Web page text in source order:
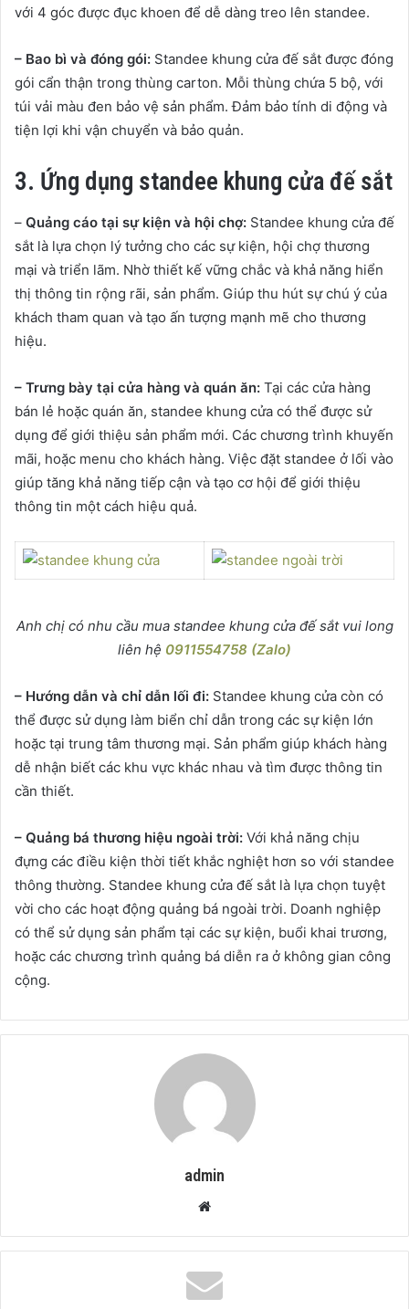
với 4 góc được đục khoen để dễ dàng treo lên standee.
– Bao bì và đóng gói: Standee khung cửa đế sắt được đóng
gói cẩn thận trong thùng carton. Mỗi thùng chứa 5 bộ, với
túi vải màu đen bảo vệ sản phẩm. Đảm bảo tính di động và
tiện lợi khi vận chuyển và bảo quản.
3. Ứng dụng standee khung cửa đế sắt
– Quảng cáo tại sự kiện và hội chợ: Standee khung cửa đế
sắt là lựa chọn lý tưởng cho các sự kiện, hội chợ thương
mại và triển lãm. Nhờ thiết kế vững chắc và khả năng hiển
thị thông tin rộng rãi, sản phẩm. Giúp thu hút sự chú ý của
khách tham quan và tạo ấn tượng mạnh mẽ cho thương
hiệu.
– Trưng bày tại cửa hàng và quán ăn: Tại các cửa hàng
bán lẻ hoặc quán ăn, standee khung cửa có thể được sử
dụng để giới thiệu sản phẩm mới. Các chương trình khuyến
mãi, hoặc menu cho khách hàng. Việc đặt standee ở lối vào
giúp tăng khả năng tiếp cận và tạo cơ hội để giới thiệu
thông tin một cách hiệu quả.
Anh chị có nhu cầu mua standee khung cửa đế sắt vui long
liên hệ 0911554758 (Zalo)
– Hướng dẫn và chỉ dẫn lối đi: Standee khung cửa còn có
thể được sử dụng làm biển chỉ dẫn trong các sự kiện lớn
hoặc tại trung tâm thương mại. Sản phẩm giúp khách hàng
dễ nhận biết các khu vực khác nhau và tìm được thông tin
cần thiết.
– Quảng bá thương hiệu ngoài trời: Với khả năng chịu
đựng các điều kiện thời tiết khắc nghiệt hơn so với standee
thông thường. Standee khung cửa đế sắt là lựa chọn tuyệt
vời cho các hoạt động quảng bá ngoài trời. Doanh nghiệp
có thể sử dụng sản phẩm tại các sự kiện, buổi khai trương,
hoặc các chương trình quảng bá diễn ra ở không gian công
cộng.
admin
Website